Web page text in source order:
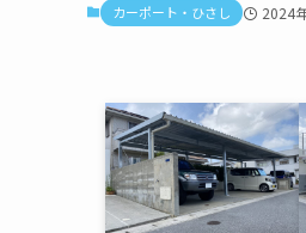
カーポート・ひさし 2024